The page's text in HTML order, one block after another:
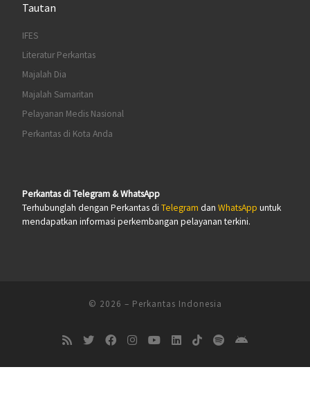
Tautan
IFES
Literatur Perkantas
Majalah Dia
Majalah Samaritan
Pelayanan Medis Nasional
Perkantas di Kota Anda
Perkantas di Telegram & WhatsApp
Terhubunglah dengan Perkantas di Telegram dan WhatsApp untuk
mendapatkan informasi perkembangan pelayanan terkini.
© 2026 – Perkantas Indonesia